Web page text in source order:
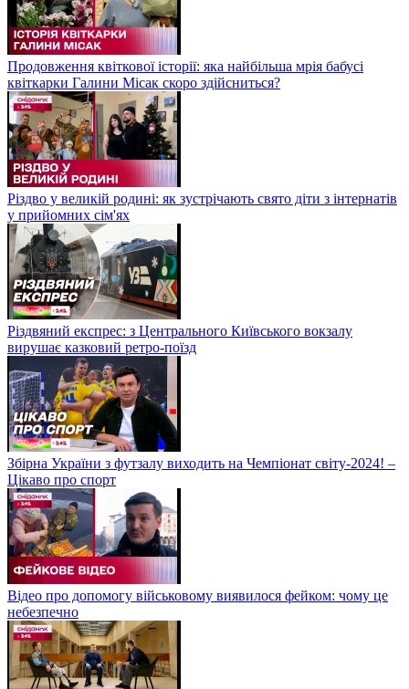
Продовження квіткової історії: яка найбільша мрія бабусі
квіткарки Галини Місак скоро здійсниться?
Різдво у великій родині: як зустрічають свято діти з інтернатів
у прийомних сім'ях
Різдвяний експрес: з Центрального Київського вокзалу
вирушає казковий ретро-поїзд
Збірна України з футзалу виходить на Чемпіонат світу-2024! –
Цікаво про спорт
Відео про допомогу військовому виявилося фейком: чому це
небезпечно